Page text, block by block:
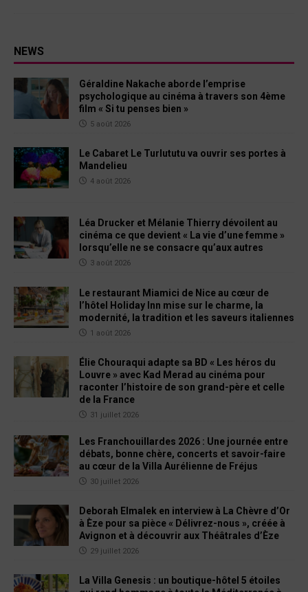
NEWS
Géraldine Nakache aborde l’emprise
psychologique au cinéma à travers son 4ème
film « Si tu penses bien »
5 août 2026
Le Cabaret Le Turlututu va ouvrir ses portes à
Mandelieu
4 août 2026
Léa Drucker et Mélanie Thierry dévoilent au
cinéma ce que devient « La vie d’une femme »
lorsqu’elle ne se consacre qu’aux autres
3 août 2026
Le restaurant Miamici de Nice au cœur de
l’hôtel Holiday Inn mise sur le charme, la
modernité, la tradition et les saveurs italiennes
1 août 2026
Élie Chouraqui adapte sa BD « Les héros du
Louvre » avec Kad Merad au cinéma pour
raconter l’histoire de son grand-père et celle
de la France
31 juillet 2026
Les Franchouillardes 2026 : Une journée entre
débats, bonne chère, concerts et savoir-faire
au cœur de la Villa Aurélienne de Fréjus
30 juillet 2026
Deborah Elmalek en interview à La Chèvre d’Or
à Èze pour sa pièce « Délivrez-nous », créée à
Avignon et à découvrir aux Théâtrales d’Èze
29 juillet 2026
La Villa Genesis : un boutique-hôtel 5 étoiles